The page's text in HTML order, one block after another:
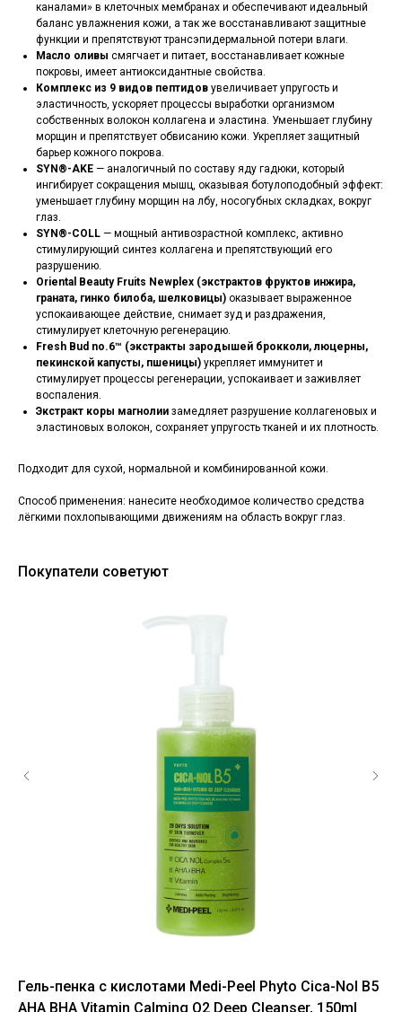
каналами» в клеточных мембранах и обеспечивают идеальный
баланс увлажнения кожи, а так же восстанавливают защитные
функции и препятствуют трансэпидермальной потери влаги.
Масло оливы смягчает и питает, восстанавливает кожные
покровы, имеет антиоксидантные свойства.
Комплекс из 9 видов пептидов увеличивает упругость и
эластичность, ускоряет процессы выработки организмом
собственных волокон коллагена и эластина. Уменьшает глубину
морщин и препятствует обвисанию кожи. Укрепляет защитный
барьер кожного покрова.
SYN®️-AKE — аналогичный по составу яду гадюки, который
ингибирует сокращения мышц, оказывая ботулоподобный эффект:
уменьшает глубину морщин на лбу, носогубных складках, вокруг
глаз.
SYN®️-COLL — мощный антивозрастной комплекс, активно
стимулирующий синтез коллагена и препятствующий его
разрушению.
Oriental Beauty Fruits Newplex (экстрактов фруктов инжира,
граната, гинко билоба, шелковицы) оказывает выраженное
успокаивающее действие, снимает зуд и раздражения,
стимулирует клеточную регенерацию.
Fresh Bud no.6™️ (экстракты зародышей брокколи, люцерны,
пекинской капусты, пшеницы) укрепляет иммунитет и
стимулирует процессы регенерации, успокаивает и заживляет
воспаления.
Экстракт коры магнолии замедляет разрушение коллагеновых и
эластиновых волокон, сохраняет упругость тканей и их плотность.
Подходит для сухой, нормальной и комбинированной кожи.
Способ применения: нанесите необходимое количество средства
лёгкими похлопывающими движениям на область вокруг глаз.
Покупатели советуют
Гель-пенка с кислотами Medi-Peel Phyto Cica-Nol B5
AHA BHA Vitamin Calming O2 Deep Cleanser, 150ml